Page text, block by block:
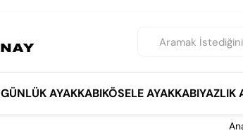
GÜNLÜK AYAKKABIKÖSELE AYAKKABIYAZLIK